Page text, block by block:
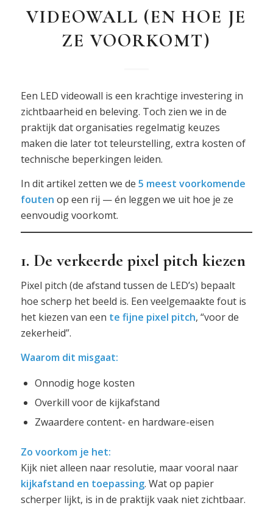
VIDEOWALL (EN HOE JE
ZE VOORKOMT)
Een LED videowall is een krachtige investering in
zichtbaarheid en beleving. Toch zien we in de
praktijk dat organisaties regelmatig keuzes
maken die later tot teleurstelling, extra kosten of
technische beperkingen leiden.
In dit artikel zetten we de 5 meest voorkomende
fouten op een rij — én leggen we uit hoe je ze
eenvoudig voorkomt.
1. De verkeerde pixel pitch kiezen
Pixel pitch (de afstand tussen de LED’s) bepaalt
hoe scherp het beeld is. Een veelgemaakte fout is
het kiezen van een te fijne pixel pitch, “voor de
zekerheid”.
Waarom dit misgaat:
Onnodig hoge kosten
Overkill voor de kijkafstand
Zwaardere content- en hardware-eisen
Zo voorkom je het:
Kijk niet alleen naar resolutie, maar vooral naar
kijkafstand en toepassing. Wat op papier
scherper lijkt, is in de praktijk vaak niet zichtbaar.